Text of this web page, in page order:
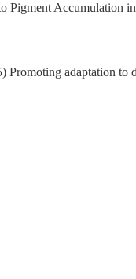
Accumulation
adaptation to